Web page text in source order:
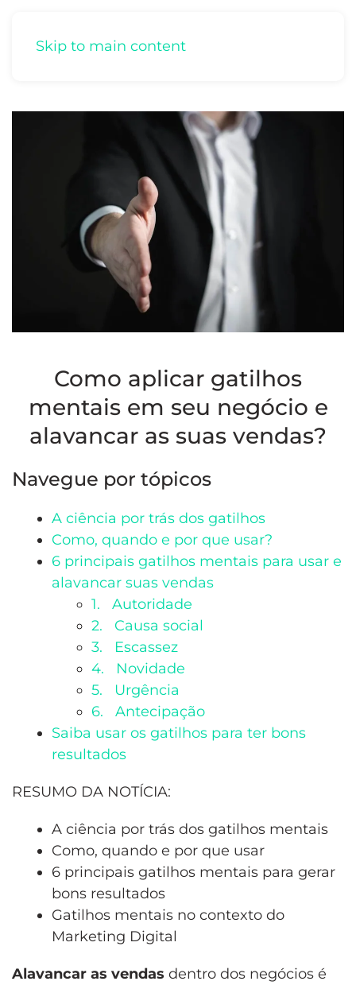
Skip to main content
Como aplicar gatilhos
mentais em seu negócio e
alavancar as suas vendas?
Navegue por tópicos
A ciência por trás dos gatilhos
Como, quando e por que usar?
6 principais gatilhos mentais para usar e
alavancar suas vendas
1. Autoridade
2. Causa social
3. Escassez
4. Novidade
5. Urgência
6. Antecipação
Saiba usar os gatilhos para ter bons
resultados
RESUMO DA NOTÍCIA:
A ciência por trás dos gatilhos mentais
Como, quando e por que usar
6 principais gatilhos mentais para gerar
bons resultados
Gatilhos mentais no contexto do
Marketing Digital
Alavancar as vendas dentro dos negócios é